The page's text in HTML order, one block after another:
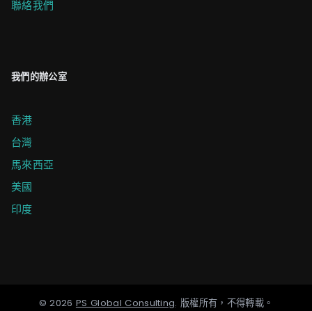
聯絡我們
我們的辦公室
香港
台灣
馬來西亞
美國
印度
©2026 PS Global Consulting.版權所有，不得轉載。